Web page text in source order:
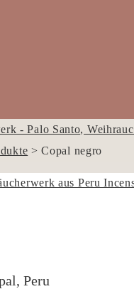
- Palo Santo,
>Copal negro
Peru